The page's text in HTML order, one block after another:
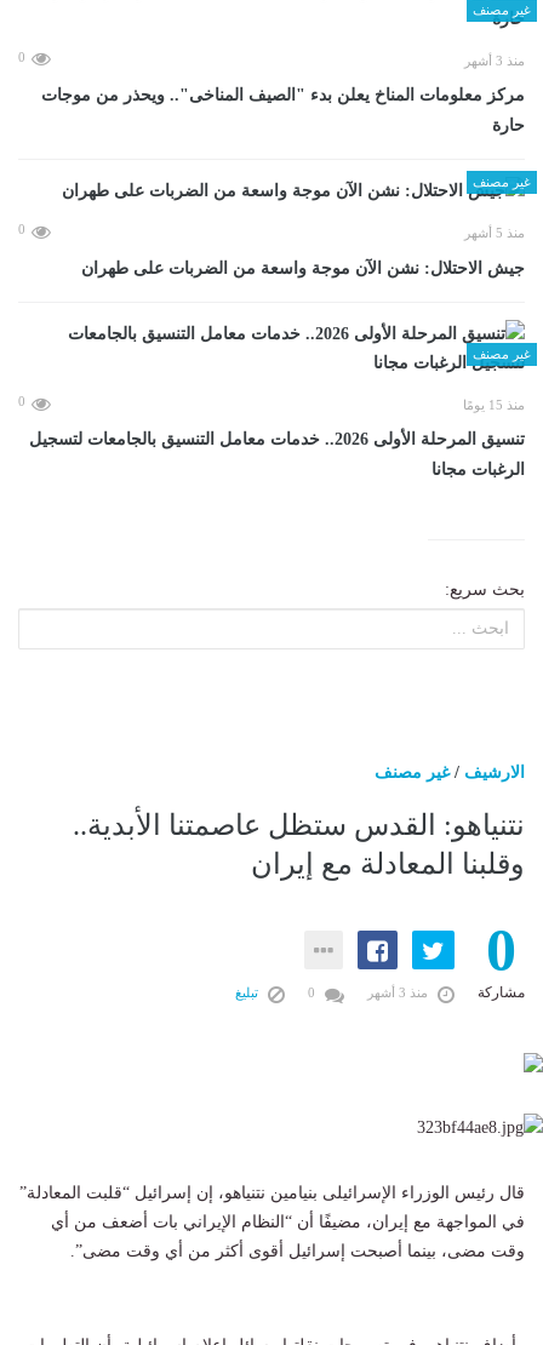
غير مصنف
منذ 3 أشهر 0
مركز معلومات المناخ يعلن بدء "الصيف المناخى".. ويحذر من موجات
حارة
غير مصنف
منذ 5 أشهر 0
جيش الاحتلال: نشن الآن موجة واسعة من الضربات على طهران
غير مصنف
منذ 15 يومًا 0
تنسيق المرحلة الأولى 2026.. خدمات معامل التنسيق بالجامعات لتسجيل
الرغبات مجانا
بحث سريع:
الارشيف /غير مصنف
نتنياهو: القدس ستظل عاصمتنا الأبدية..
وقلبنا المعادلة مع إيران
0
مشاركة منذ 3 أشهر تبليغ
قال رئيس الوزراء الإسرائيلى بنيامين نتنياهو، إن إسرائيل “قلبت المعادلة”
في المواجهة مع إيران، مضيفًا أن “النظام الإيراني بات أضعف من أي
وقت مضى، بينما أصبحت إسرائيل أقوى أكثر من أي وقت مضى”.